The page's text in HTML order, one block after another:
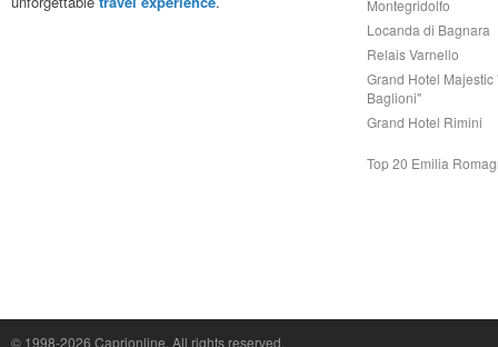
Montegridolfo
Locanda di Bagnara
Relais Varnello
Grand Hotel Majestic
Baglioni"
Grand Hotel Rimini
Top 20 Emilia
© 1998-2026 Caprionline. All rights reserved.
P.Iva, C.F. e n.Reg.Imprese Napoli: 07018010632 - Rea n.557643